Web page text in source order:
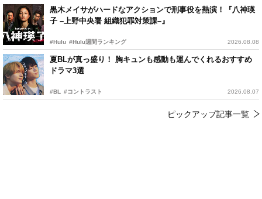
黒木メイサがハードなアクションで刑事役を熱演！『八神瑛
子 –上野中央署 組織犯罪対策課–』
#Hulu #Hulu週間ランキング 2026.08.08
夏BLが真っ盛り！ 胸キュンも感動も運んでくれるおすすめ
ドラマ3選
#BL #コントラスト 2026.08.07
ピックアップ記事一覧